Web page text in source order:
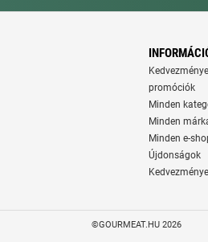
promóciók
Minden
Minden
Minden e-
Újdonságok
©GOURMEAT.HU 2026